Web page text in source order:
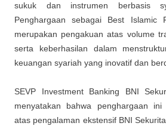
sukuk dan instrumen berbasis
Penghargaan sebagai Best Islamic
merupakan pengakuan atas volume
serta keberhasilan dalam
keuangan syariah yang inovatif dan
SEVP Investment Banking BNI
menyatakan bahwa penghargaan ini
atas pengalaman ekstensif BNI